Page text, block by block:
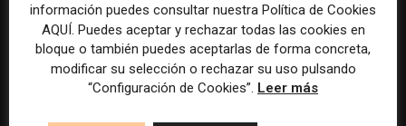
Previous article
información puedes consultar nuestra Política de Cookies
AQUÍ. Puedes aceptar y rechazar todas las cookies en
bloque o también puedes aceptarlas de forma concreta,
modificar su selección o rechazar su uso pulsando
“Configuración de Cookies”. Leer más